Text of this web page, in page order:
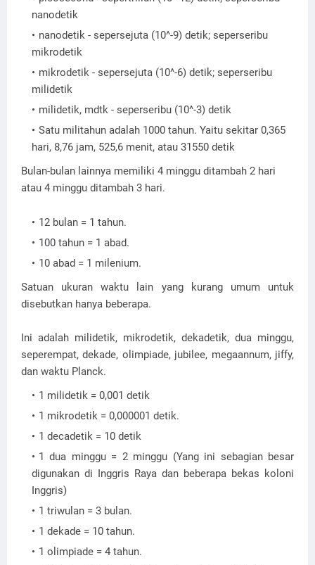
nanodetik
nanodetik - sepersejuta (10^-9) detik; seperseribu
mikrodetik
mikrodetik - sepersejuta (10^-6) detik; seperseribu
milidetik
milidetik, mdtk - seperseribu (10^-3) detik
Satu militahun adalah 1000 tahun. Yaitu sekitar 0,365
hari, 8,76 jam, 525,6 menit, atau 31550 detik
Bulan-bulan lainnya memiliki 4 minggu ditambah 2 hari
atau 4 minggu ditambah 3 hari.
12 bulan = 1 tahun.
100 tahun = 1 abad.
10 abad = 1 milenium.
Satuan ukuran waktu lain yang kurang umum untuk
disebutkan hanya beberapa.
Ini adalah milidetik, mikrodetik, dekadetik, dua minggu,
seperempat, dekade, olimpiade, jubilee, megaannum, jiffy,
dan waktu Planck.
1 milidetik = 0,001 detik
1 mikrodetik = 0,000001 detik.
1 decadetik = 10 detik
1 dua minggu = 2 minggu (Yang ini sebagian besar
digunakan di Inggris Raya dan beberapa bekas koloni
Inggris)
1 triwulan = 3 bulan.
1 dekade = 10 tahun.
1 olimpiade = 4 tahun.